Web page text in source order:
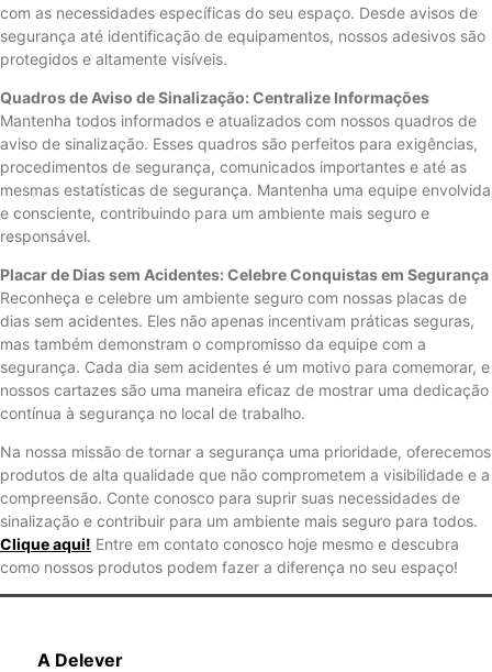
com as necessidades específicas do seu espaço. Desde avisos de
segurança até identificação de equipamentos, nossos adesivos são
protegidos e altamente visíveis.
Quadros de Aviso de Sinalização: Centralize Informações
Mantenha todos informados e atualizados com nossos quadros de
aviso de sinalização. Esses quadros são perfeitos para exigências,
procedimentos de segurança, comunicados importantes e até as
mesmas estatísticas de segurança. Mantenha uma equipe envolvida
e consciente, contribuindo para um ambiente mais seguro e
responsável.
Placar de Dias sem Acidentes: Celebre Conquistas em Segurança
Reconheça e celebre um ambiente seguro com nossas placas de
dias sem acidentes. Eles não apenas incentivam práticas seguras,
mas também demonstram o compromisso da equipe com a
segurança. Cada dia sem acidentes é um motivo para comemorar, e
nossos cartazes são uma maneira eficaz de mostrar uma dedicação
contínua à segurança no local de trabalho.
Na nossa missão de tornar a segurança uma prioridade, oferecemos
produtos de alta qualidade que não comprometem a visibilidade e a
compreensão. Conte conosco para suprir suas necessidades de
sinalização e contribuir para um ambiente mais seguro para todos.
Clique aqui! Entre em contato conosco hoje mesmo e descubra
como nossos produtos podem fazer a diferença no seu espaço!
A Delever